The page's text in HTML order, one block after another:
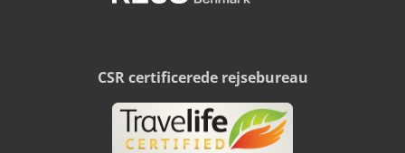
CSR certificerede rejsebureau